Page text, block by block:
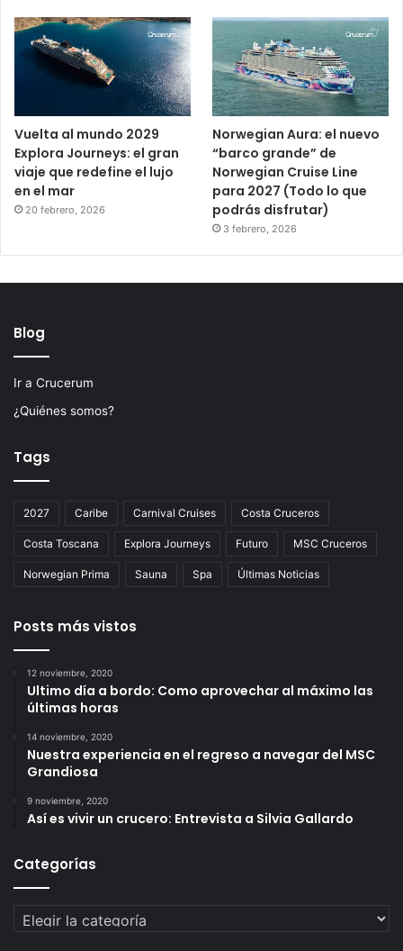
Vuelta al mundo 2029
Explora Journeys: el gran
viaje que redefine el lujo
en el mar
20 febrero, 2026
Norwegian Aura: el nuevo
“barco grande” de
Norwegian Cruise Line
para 2027 (Todo lo que
podrás disfrutar)
3 febrero, 2026
Blog
Ir a Crucerum
¿Quiénes somos?
Tags
2027 Caribe Carnival Cruises Costa Cruceros
Costa Toscana Explora Journeys Futuro MSC Cruceros
Norwegian Prima Sauna Spa Últimas Noticias
Posts más vistos
12 noviembre, 2020
Ultimo día a bordo: Como aprovechar al máximo las
últimas horas
14 noviembre, 2020
Nuestra experiencia en el regreso a navegar del MSC
Grandiosa
9 noviembre, 2020
Así es vivir un crucero: Entrevista a Silvia Gallardo
Categorías
Categorías